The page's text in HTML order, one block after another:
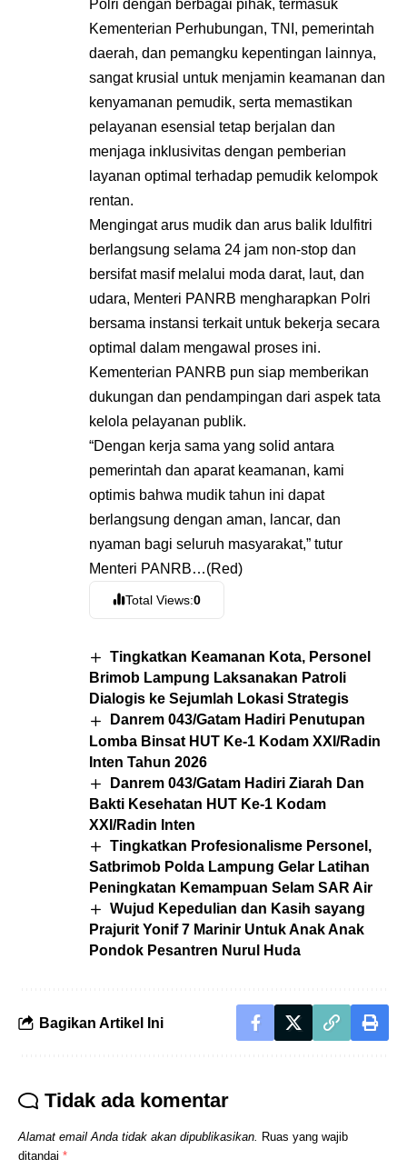
Polri dengan berbagai pihak, termasuk
Kementerian Perhubungan, TNI, pemerintah
daerah, dan pemangku kepentingan lainnya,
sangat krusial untuk menjamin keamanan dan
kenyamanan pemudik, serta memastikan
pelayanan esensial tetap berjalan dan
menjaga inklusivitas dengan pemberian
layanan optimal terhadap pemudik kelompok
rentan.
Mengingat arus mudik dan arus balik Idulfitri
berlangsung selama 24 jam non-stop dan
bersifat masif melalui moda darat, laut, dan
udara, Menteri PANRB mengharapkan Polri
bersama instansi terkait untuk bekerja secara
optimal dalam mengawal proses ini.
Kementerian PANRB pun siap memberikan
dukungan dan pendampingan dari aspek tata
kelola pelayanan publik.
“Dengan kerja sama yang solid antara
pemerintah dan aparat keamanan, kami
optimis bahwa mudik tahun ini dapat
berlangsung dengan aman, lancar, dan
nyaman bagi seluruh masyarakat,” tutur
Menteri PANRB…(Red)
Total Views:0
Tingkatkan Keamanan Kota, Personel
Brimob Lampung Laksanakan Patroli
Dialogis ke Sejumlah Lokasi Strategis
Danrem 043/Gatam Hadiri Penutupan
Lomba Binsat HUT Ke-1 Kodam XXI/Radin
Inten Tahun 2026
Danrem 043/Gatam Hadiri Ziarah Dan
Bakti Kesehatan HUT Ke-1 Kodam
XXI/Radin Inten
Tingkatkan Profesionalisme Personel,
Satbrimob Polda Lampung Gelar Latihan
Peningkatan Kemampuan Selam SAR Air
Wujud Kepedulian dan Kasih sayang
Prajurit Yonif 7 Marinir Untuk Anak Anak
Pondok Pesantren Nurul Huda
Bagikan Artikel Ini
Tidak ada komentar
Alamat email Anda tidak akan dipublikasikan. Ruas yang wajib
ditandai *